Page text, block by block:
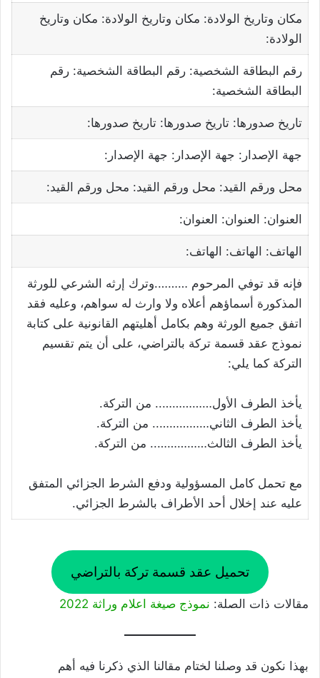
مكان وتاريخ الولادة: مكان وتاريخ الولادة: مكان وتاريخ
الولادة:
رقم البطاقة الشخصية: رقم البطاقة الشخصية: رقم
البطاقة الشخصية:
تاريخ صدورها: تاريخ صدورها: تاريخ صدورها:
جهة الإصدار: جهة الإصدار: جهة الإصدار:
محل ورقم القيد: محل ورقم القيد: محل ورقم القيد:
العنوان: العنوان: العنوان:
الهاتف: الهاتف: الهاتف:
فإنه قد توفي المرحوم ……….وترك إرثه الشرعي للورثة
المذكورة أسماؤهم أعلاه ولا وارث له سواهم، وعليه فقد
اتفق جميع الورثة وهم بكامل أهليتهم القانونية على كتابة
نموذج عقد قسمة تركة بالتراضي، على أن يتم تقسيم
التركة كما يلي:
يأخذ الطرف الأول…………….. من التركة.
يأخذ الطرف الثاني…………….. من التركة.
يأخذ الطرف الثالث…………….. من التركة.
مع تحمل كامل المسؤولية ودفع الشرط الجزائي المتفق
عليه عند إخلال أحد الأطراف بالشرط الجزائي.
تحميل عقد قسمة تركة بالتراضي
مقالات ذات الصلة: نموذج صيغة اعلام وراثة 2022
بهذا نكون قد وصلنا لختام مقالنا الذي ذكرنا فيه أهم